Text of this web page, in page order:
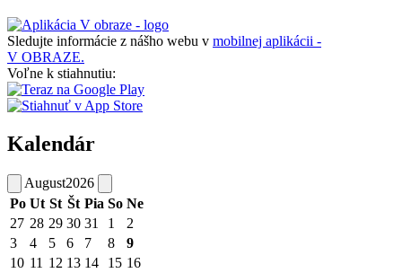
Sledujte informácie z nášho webu v mobilnej aplikácii -
V OBRAZE.
Voľne k stiahnutiu:
Kalendár
August2026
Po Ut St Št Pia So Ne
27 28 29 30 31 1
2
3
4 5 6 7 8
9
10 11 12 13 14 15 16